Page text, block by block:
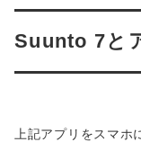
Suunto 7と
上記アプリをスマ